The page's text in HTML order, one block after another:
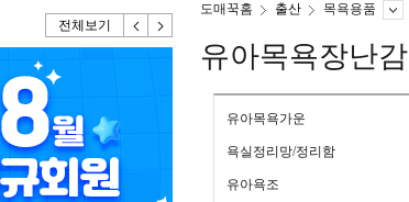
전체보기
도매꾹홈 출산 목욕용품
유아목욕장난감
유아목욕가운
욕실정리망/정리함
유아욕조